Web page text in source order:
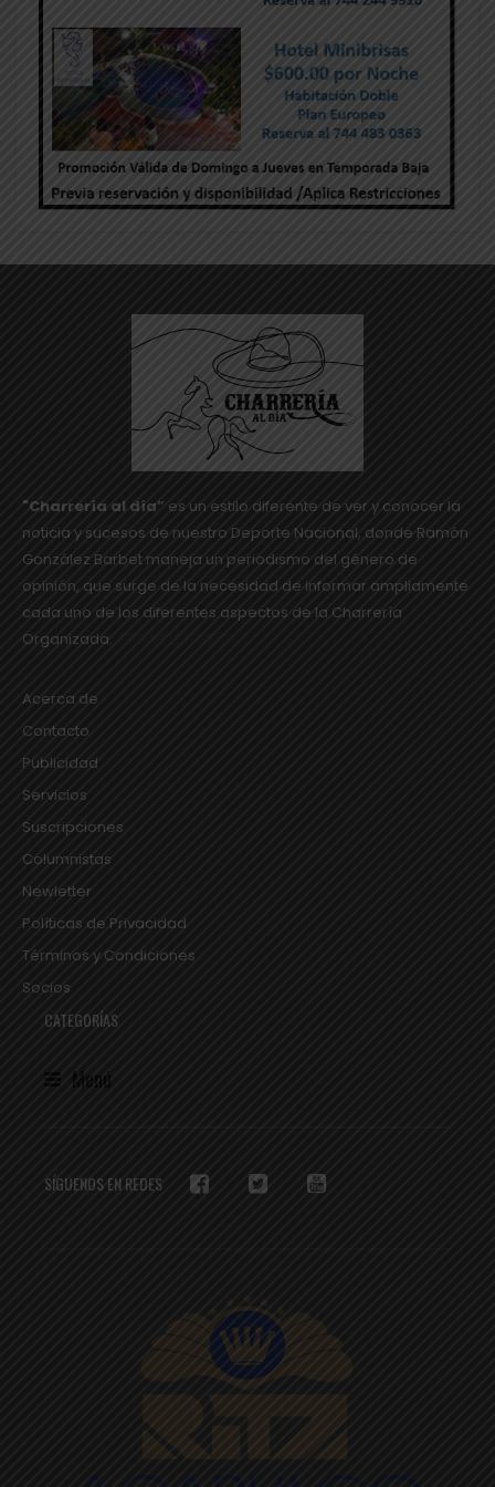
"Charrería al día” es un estilo diferente de ver y conocer la
noticia y sucesos de nuestro Deporte Nacional, donde Ramón
González Barbet maneja un periodismo del género de
opinión, que surge de la necesidad de informar ampliamente
cada uno de los diferentes aspectos de la Charrería
Organizada.
Acerca de
Contacto
Publicidad
Servicios
Suscripciones
Columnistas
Newletter
Políticas de Privacidad
Términos y Condiciones
Socios
CATEGORÍAS
Menú
SÍGUENOS EN REDES